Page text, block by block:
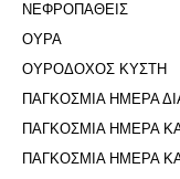
ΝΕΦΡΟΠΑΘΕΙΣ
ΟΥΡΑ
ΟΥΡΟΔΟΧΟΣ ΚΥΣΤΗ
ΠΑΓΚΟΣΜΙΑ ΗΜΕΡΑ
ΠΑΓΚΟΣΜΙΑ ΗΜΕΡΑ
ΠΑΓΚΟΣΜΙΑ ΗΜΕΡΑ